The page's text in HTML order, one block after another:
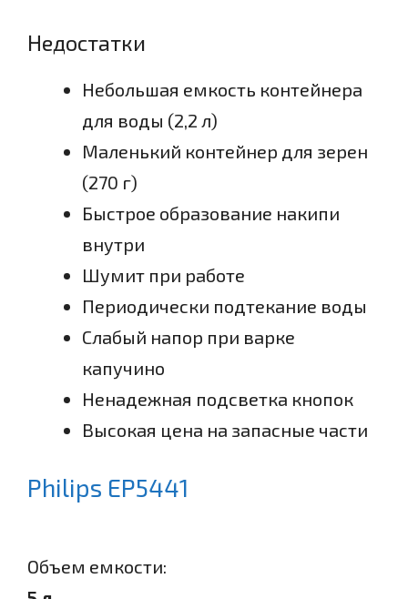
Недостатки
Небольшая емкость контейнера
для воды (2,2 л)
Маленький контейнер для зерен
(270 г)
Быстрое образование накипи
внутри
Шумит при работе
Периодически подтекание воды
Слабый напор при варке
капучино
Ненадежная подсветка кнопок
Высокая цена на запасные части
Philips EP5441
Объем емкости: